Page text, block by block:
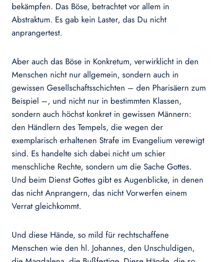
bekämpfen. Das Böse, betrachtet vor allem in
Abstraktum. Es gab kein Laster, das Du nicht
anprangertest.
Aber auch das Böse in Konkretum, verwirklicht in den
Menschen nicht nur allgemein, sondern auch in
gewissen Gesellschaftsschichten – den Pharisäern zum
Beispiel –, und nicht nur in bestimmten Klassen,
sondern auch höchst konkret in gewissen Männern:
den Händlern des Tempels, die wegen der
exemplarisch erhaltenen Strafe im Evangelium verewigt
sind. Es handelte sich dabei nicht um schier
menschliche Rechte, sondern um die Sache Gottes.
Und beim Dienst Gottes gibt es Augenblicke, in denen
das nicht Anprangern, das nicht Vorwerfen einem
Verrat gleichkommt.
Und diese Hände, so mild für rechtschaffene
Menschen wie den hl. Johannes, den Unschuldigen,